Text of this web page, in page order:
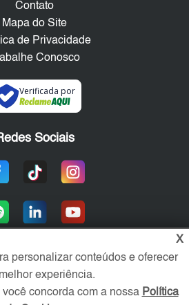
Contato
Mapa do Site
de Privacidade
Conosco
Verificada por
Sociais
aos anunciantes,
sua conta:
X
personalizar conteúdos e oferecer
experiência.
concorda com a nossa Política